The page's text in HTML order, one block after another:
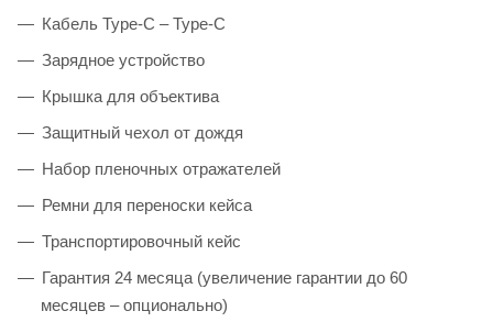
Кабель Type-C – Type-C
Зарядное устройство
Крышка для объектива
Защитный чехол от дождя
Набор пленочных отражателей
Ремни для переноски кейса
Транспортировочный кейс
Гарантия 24 месяца (увеличение гарантии до 60
месяцев – опционально)